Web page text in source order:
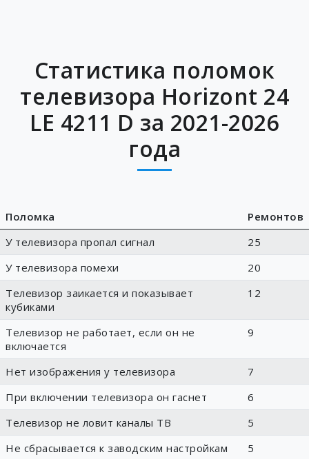
Статистика поломок
телевизора Horizont 24
LE 4211 D за 2021-2026
года
Поломка
Ремонтов
У телевизора пропал сигнал
25
У телевизора помехи
20
Телевизор заикается и показывает
кубиками
12
Телевизор не работает, если он не
включается
9
Нет изображения у телевизора
7
При включении телевизора он гаснет
6
Телевизор не ловит каналы ТВ
5
Не сбрасывается к заводским настройкам
5